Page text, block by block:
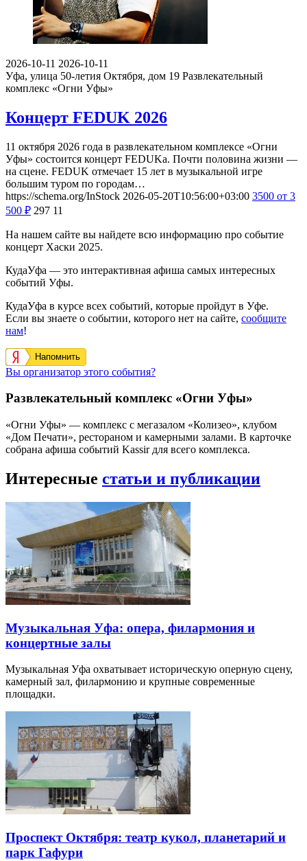
2026-10-11 2026-10-11
Уфа, улица 50-летия Октября, дом 19 Развлекательный
комплекс «Огни Уфы»
Концерт FEDUK 2026
11 октября 2026 года в развлекательном комплексе «Огни
Уфы» состоится концерт FEDUKа. Почти половина жизни —
на сцене. FEDUK отмечает 15 лет в музыкальной игре
большим туром по городам…
https://schema.org/InStock 2026-05-20T10:56:00+03:00 3500 от 3
500 ₽ 297 11
На нашем сайте вы найдете всю информацию про событие
концерт Хаски 2025.
КудаУфа — это интерактивная афиша самых интересных
событий Уфы.
КудаУфа в курсе всех событий, которые пройдут в Уфе.
Если вы знаете о событии, которого нет на сайте, сообщите
нам!
Напомнить
Вы организатор этого события?
Развлекательный комплекс «Огни Уфы»
«Огни Уфы» — комплекс с мегазалом «Колизео», клубом
«Дом Печати», рестораном и камерными залами. В карточке
собрана афиша событий Kassir для всего комплекса.
Интересные статьи и публикации
Музыкальная Уфа: опера, филармония и
концертные залы
Музыкальная Уфа охватывает историческую оперную сцену,
камерный зал, филармонию и крупные современные
площадки.
Проспект Октября: театр кукол, планетарий и
парк Гафури